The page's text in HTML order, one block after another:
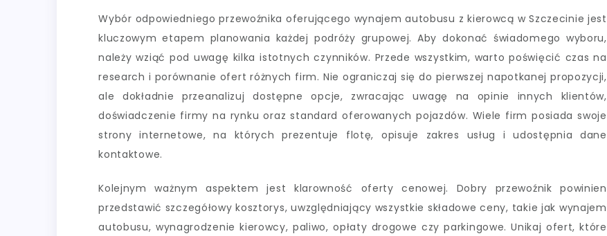
Wybór odpowiedniego przewoźnika oferującego wynajem autobusu z kierowcą w Szczecinie jest
kluczowym etapem planowania każdej podróży grupowej. Aby dokonać świadomego wyboru,
należy wziąć pod uwagę kilka istotnych czynników. Przede wszystkim, warto poświęcić czas na
research i porównanie ofert różnych firm. Nie ograniczaj się do pierwszej napotkanej propozycji,
ale dokładnie przeanalizuj dostępne opcje, zwracając uwagę na opinie innych klientów,
doświadczenie firmy na rynku oraz standard oferowanych pojazdów. Wiele firm posiada swoje
strony internetowe, na których prezentuje flotę, opisuje zakres usług i udostępnia dane
kontaktowe.
Kolejnym ważnym aspektem jest klarowność oferty cenowej. Dobry przewoźnik powinien
przedstawić szczegółowy kosztorys, uwzględniający wszystkie składowe ceny, takie jak wynajem
autobusu, wynagrodzenie kierowcy, paliwo, opłaty drogowe czy parkingowe. Unikaj ofert, które